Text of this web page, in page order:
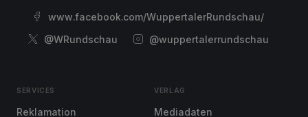
www.facebook.com/WuppertalerRundschau/
@WRundschau
@wuppertalerrundschau
SERVICES
Reklamation
VERLAG
Mediadaten